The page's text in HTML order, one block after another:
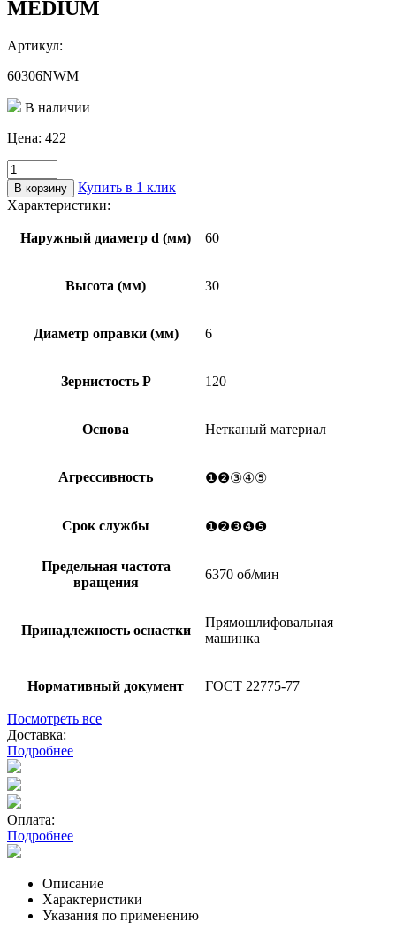
MEDIUM
Артикул:
60306NWM
В наличии
Цена: 422
Количество
товара
Круг
лепестковый
оправкой
MEDIUM
В корзину
Купить в 1 клик
Характеристики:
Наружный диаметр d (мм) 60
Высота (мм) 30
Диаметр оправки (мм) 6
Зернистость Р 120
Основа Нетканый материал
Агрессивность ❶❷③④⑤
Срок службы ❶❷❸❹❺
Предельная частота
вращения
6370 об/мин
Принадлежность оснастки
Прямошлифовальная
машинка
Нормативный документ ГОСТ 22775-77
Посмотреть все
Доставка:
Подробнее
Оплата:
Подробнее
Описание
Характеристики
Указания по применению